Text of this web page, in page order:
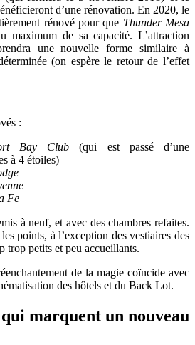
d’une rénovation. En 2020, le
rénové pour que Thunder Mesa
maximum de sa capacité. L’attraction
une nouvelle forme similaire à
(on espère le retour de l’effet
:
Bay Club (qui est passé d’une
à 4 étoiles)
Fe
à neuf, et avec des chambres refaites.
points, à l’exception des vestiaires des
trop petits et peu accueillants.
de la magie coïncide avec
des hôtels et du Back Lot.
qui marquent un nouveau